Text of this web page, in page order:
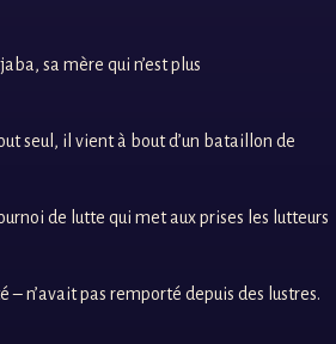
sa mère qui n’est plus
seul, il vient à bout d’un bataillon de
de lutte qui met aux prises les lutteurs
n’avait pas remporté depuis des lustres.